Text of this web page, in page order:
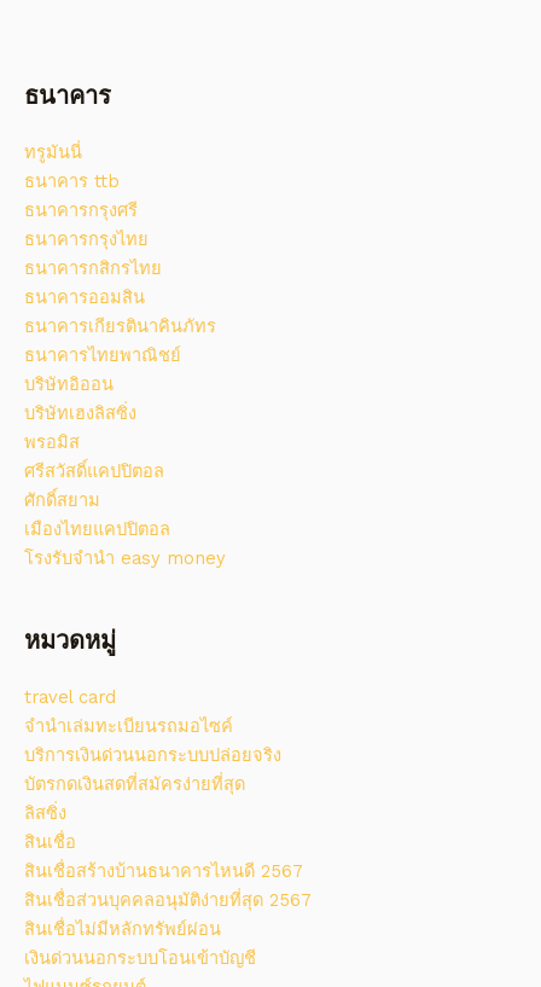
ธนาคาร
ทรูมันนี่
ธนาคาร ttb
ธนาคารกรุงศรี
ธนาคารกรุงไทย
ธนาคารกสิกรไทย
ธนาคารออมสิน
ธนาคารเกียรตินาคินภัทร
ธนาคารไทยพาณิชย์
บริษัทอิออน
บริษัทเฮงลิสซิ่ง
พรอมิส
ศรีสวัสดิ์แคปปิตอล
ศักดิ์สยาม
เมืองไทยแคปปิตอล
โรงรับจํานํา easy money
หมวดหมู่
travel card
จํานําเล่มทะเบียนรถมอไซค์
บริการเงินด่วนนอกระบบปล่อยจริง
บัตรกดเงินสดที่สมัครง่ายที่สุด
ลิสซิ่ง
สินเชื่อ
สินเชื่อสร้างบ้านธนาคารไหนดี 2567
สินเชื่อส่วนบุคคลอนุมัติง่ายที่สุด 2567
สินเชื่อไม่มีหลักทรัพย์ผ่อน
เงินด่วนนอกระบบโอนเข้าบัญชี